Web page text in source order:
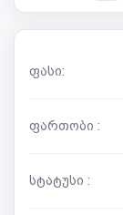
ფასი:
ფართობი :
სტატუსი :